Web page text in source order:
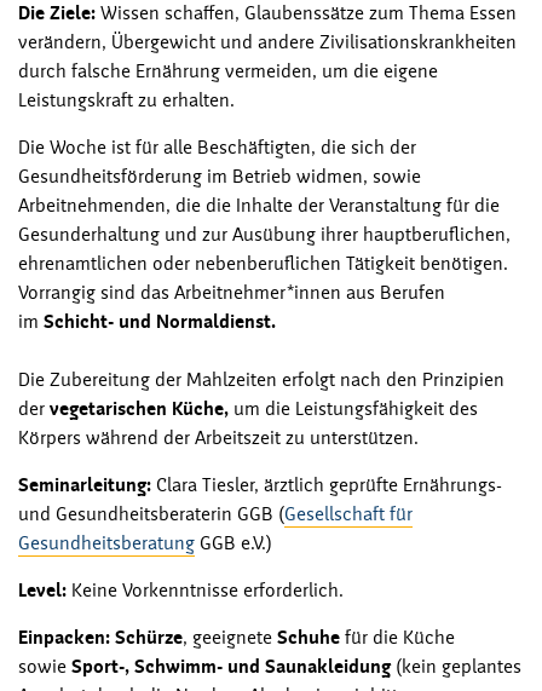
Die Ziele: Wissen schaffen, Glaubenssätze zum Thema Essen
verändern, Übergewicht und andere Zivilisationskrankheiten
durch falsche Ernährung vermeiden, um die eigene
Leistungskraft zu erhalten.
Die Woche ist für alle Beschäftigten, die sich der
Gesundheitsförderung im Betrieb widmen, sowie
Arbeitnehmenden, die die Inhalte der Veranstaltung für die
Gesunderhaltung und zur Ausübung ihrer hauptberuflichen,
ehrenamtlichen oder nebenberuflichen Tätigkeit benötigen.
Vorrangig sind das Arbeitnehmer*innen aus Berufen
im Schicht- und Normaldienst.
Die Zubereitung der Mahlzeiten erfolgt nach den Prinzipien
der vegetarischen Küche, um die Leistungsfähigkeit des
Körpers während der Arbeitszeit zu unterstützen.
Seminarleitung: Clara Tiesler, ärztlich geprüfte Ernährungs-
und Gesundheitsberaterin GGB (Gesellschaft für
Gesundheitsberatung GGB e.V.)
Level: Keine Vorkenntnisse erforderlich.
Einpacken: Schürze, geeignete Schuhe für die Küche
sowie Sport-, Schwimm- und Saunakleidung(kein geplantes